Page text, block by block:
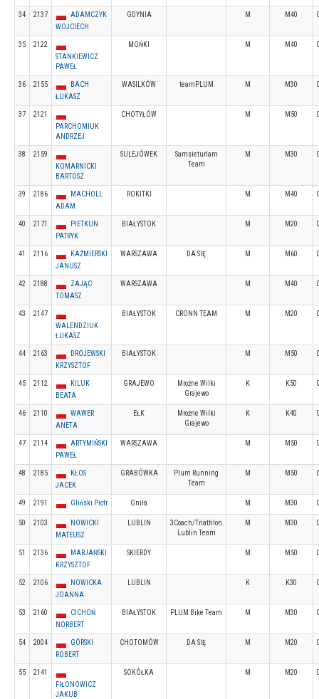
34 2137
ADAMCZYK
WOJCIECH
GDYNIA M M40
35
2122
STANKIEWICZ
PAWEŁ
MOŃKI M M40
36 2155
BACH
ŁUKASZ
WASILKÓW teamPLUM M M30
37
2121
PARCHOMIUK
ANDRZEJ
CHOTYŁÓW M M50
38
2159
KOMARNICKI
BARTOSZ
SULEJÓWEK
Samsieturlam
Team
M M30
39 2186
MACHOLL
ADAM
ROKITKI M M40
40 2171
PIETKUN
PATRYK
BIAŁYSTOK M M20
41 2116
KAŹMIERSKI
JANUSZ
WARSZAWA DA SIĘ M M60
42 2188
ZAJĄC
TOMASZ
WARSZAWA M M40
43
2147
WALENDZIUK
ŁUKASZ
BIAŁYSTOK CRONN TEAM M M20
44 2163
DROJEWSKI
KRZYSZTOF
BIAŁYSTOK M M50
45 2112
KILUK
BEATA
GRAJEWO
Mroźne Wilki
Grajewo
K K50
46 2110
WAWER
ANETA
EŁK
Mroźne Wilki
Grajewo
K K40
47 2114
ARTYMIŃSKI
PAWEŁ
WARSZAWA M M50
48 2185
KŁOS
JACEK
GRABÓWKA
Plum Running
Team
M M50
49 2191 Gliński Piotr Gniła M M30
50 2103
NOWICKI
MATEUSZ
LUBLIN
3Coach/Triathlon
Lublin Team
M M30
51 2136
MARJAŃSKI
KRZYSZTOF
SKIERDY M M50
52 2106
NOWICKA
JOANNA
LUBLIN K K30
53 2160
CICHOŃ
NORBERT
BIAŁYSTOK PLUM Bike Team M M30
54 2004
GÓRSKI
ROBERT
CHOTOMÓW DA SIĘ M M20
55
2141
FIŁONOWICZ
JAKUB
SOKÓŁKA M M20